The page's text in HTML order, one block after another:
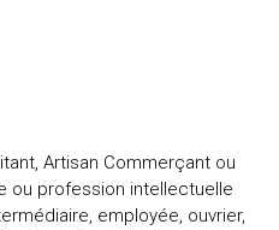
Artisan Commerçant ou
ou profession intellectuelle
employée, ouvrier,